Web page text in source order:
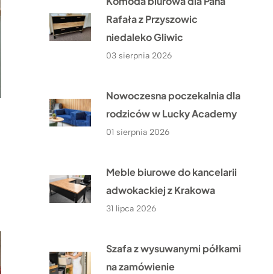
Rafała z Przyszowic
niedaleko Gliwic
03 sierpnia 2026
Nowoczesna poczekalnia dla
rodziców w Lucky Academy
01 sierpnia 2026
Meble biurowe do kancelarii
adwokackiej z Krakowa
31 lipca 2026
Szafa z wysuwanymi półkami
na zamówienie